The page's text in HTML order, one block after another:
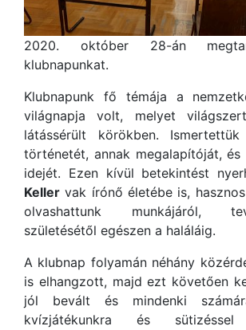
2020. október 28-án
klubnapunkat.
Klubnapunk fő témája a
világnapja volt, melyet
látássérült körökben.
történetét, annak megalapítóját, és
idejét. Ezen kívül betekintést
Keller vak írónő életébe is,
olvashattunk munkájáról,
születésétől egészen a haláláig.
A klubnap folyamán néhány
is elhangzott, majd ezt követően
jól bevált és mindenki
kvízjátékunkra és sütizéssel